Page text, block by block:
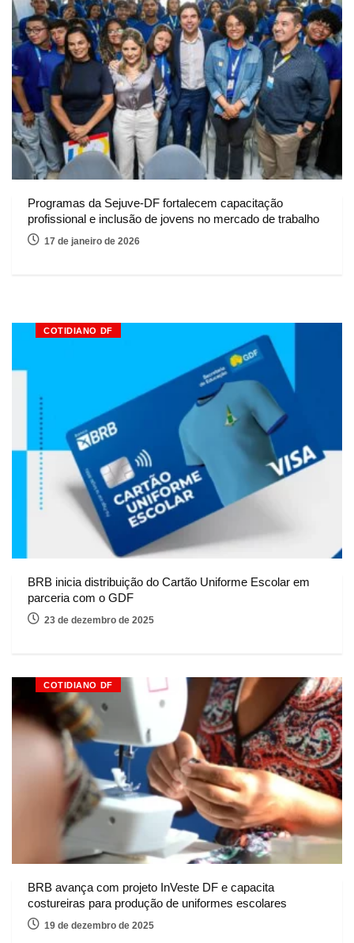
Programas da Sejuve-DF fortalecem capacitação
profissional e inclusão de jovens no mercado de trabalho
17 de janeiro de 2026
COTIDIANO DF
BRB inicia distribuição do Cartão Uniforme Escolar em
parceria com o GDF
23 de dezembro de 2025
COTIDIANO DF
BRB avança com projeto InVeste DF e capacita
costureiras para produção de uniformes escolares
19 de dezembro de 2025